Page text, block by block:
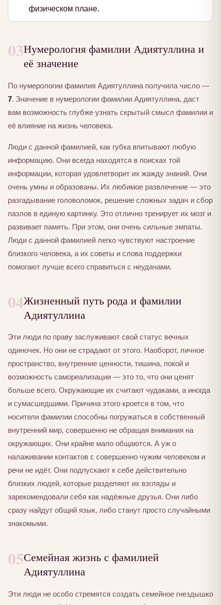
физическом плане.
03Нумерология фамилии Адиятуллина и
её значение
По нумерологии фамилия Адиятуллина получила число —
7. Значение в нумерологии фамилии Адиятуллина, даст
вам возможность глубже узнать скрытый смысл фамилии и
её влияние на жизнь человека.
Люди с данной фамилией, как губка впитывают любую
информацию. Они всегда находятся в поисках той
информации, которая удовлетворит их жажду знаний. Они
очень умны и образованы. Их любимое развлечение — это
разгадывание головоломок, решение сложных задач и сбор
пазлов в единую картинку. Это отлично тренирует их мозг и
развивает память. При этом, они очень сильные эмпаты.
Люди с данной фамилией легко чувствуют настроение
близкого человека, а их советы и слова поддержки
помогают лучше всего справиться с неудачами.
04Жизненный путь рода и фамилии
Адиятуллина
Эти люди по праву заслуживают свой статус вечных
одиночек. Но они не страдают от этого. Наоборот, личное
пространство, внутренние ценности, тишина, покой и
возможность самореализации — это то, что они ценят
больше всего. Окружающие их считают чудаками, а иногда
и сумасшедшими. Причина этого кроется в том, что
носители фамилии способны погружаться в собственный
внутренний мир, совершенно не обращая внимания на
окружающих. Они крайне мало общаются. А уж о
налаживании контактов с совершенно чужим человеком и
речи не идёт. Они подпускают к себе действительно
близких людей, которые разделяют их взгляды и
зарекомендовали себя как надёжные друзья. Они либо
сразу найдут общий язык, либо станут просто случайными
знакомыми.
05Семейная жизнь с фамилией
Адиятуллина
Эти люди не особо стремятся создать семейное гнездышко